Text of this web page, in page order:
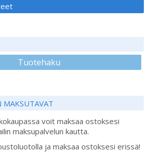
Tuotehaku
MAKSUTAVAT
voit maksaa ostoksesi
maksupalvelun kautta.
ja maksaa ostoksesi erissä!